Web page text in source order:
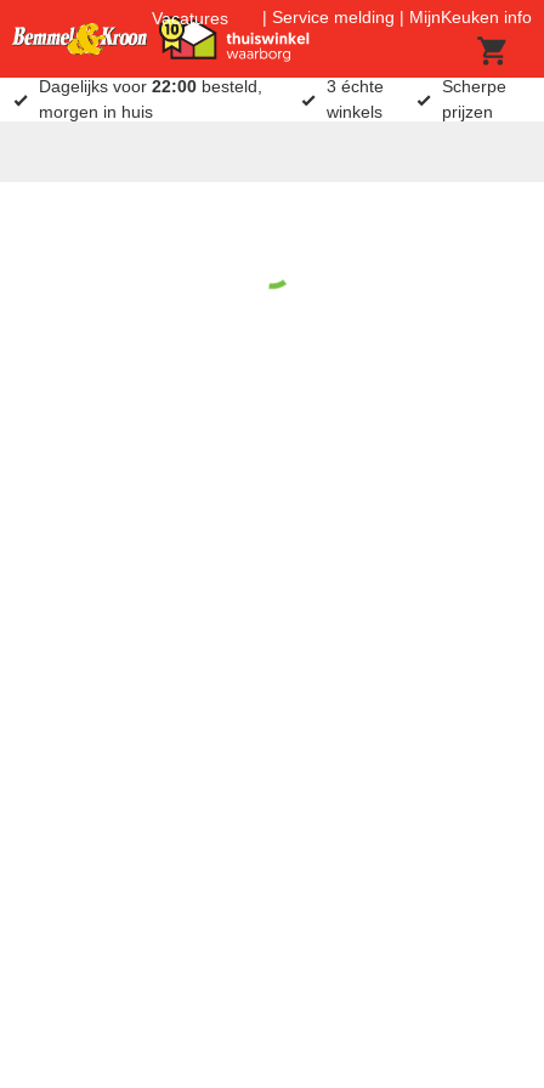
Vacatures Service melding MijnKeuken info
Dagelijks voor22:00 besteld,
morgen in huis
3 échte
winkels
Scherpe
prijzen